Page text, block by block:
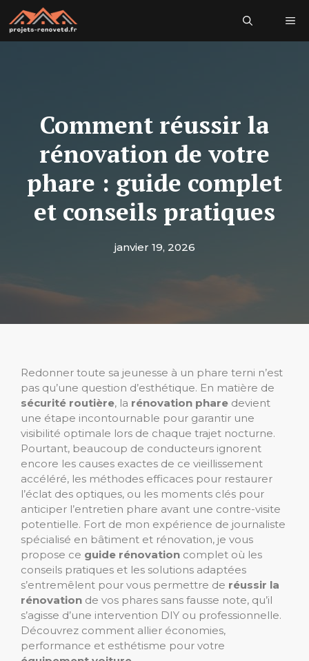
Aller
au
contenu
Comment réussir la
rénovation de votre
phare : guide complet
et conseils pratiques
janvier 19, 2026
Redonner toute sa jeunesse à un phare terni n’est
pas qu’une question d’esthétique. En matière de
sécurité routière, la rénovation phare devient
une étape incontournable pour garantir une
visibilité optimale lors de chaque trajet nocturne.
Pourtant, beaucoup de conducteurs ignorent
encore les causes exactes de ce vieillissement
accéléré, les méthodes efficaces pour restaurer
l’éclat des optiques, ou les moments clés pour
anticiper l’entretien phare avant une contre-visite
potentielle. Fort de mon expérience de journaliste
spécialisé en bâtiment et rénovation, je vous
propose ce guide rénovation complet où les
conseils pratiques et les solutions adaptées
s’entremêlent pour vous permettre de réussir la
rénovation de vos phares sans fausse note, qu’il
s’agisse d’une intervention DIY ou professionnelle.
Découvrez comment allier économies,
performance et esthétisme pour votre